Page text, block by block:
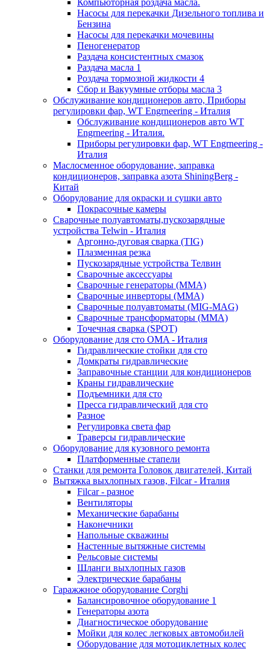
Компьюторная роздача масла.
Насосы для перекачки Дизельного топлива и
Бензина
Насосы для перекачки мочевины
Пеногенератор
Раздача консистентных смазок
Раздача масла 1
Роздача тормозной жидкости 4
Сбор и Вакуумные отборы масла 3
Обслуживание кондиционеров авто, Приборы
регулировки фар, WT Engrneering - Италия
Обслуживание кондиционеров авто WT
Engrneering - Италия.
Приборы регулировки фар, WT Engrneering -
Италия
Маслосменное оборудование, заправка
кондиционеров, заправка азота ShiningBerg -
Китай
Оборудование для окраски и сушки авто
Покрасочные камеры
Сварочные полуавтоматы,пускозарядные
устройства Telwin - Италия
Аргонно-дуговая сварка (TIG)
Плазменная резка
Пускозарядные устройства Телвин
Сварочные аксессуары
Сварочные генераторы (MMA)
Сварочные инверторы (MMA)
Сварочные полуавтоматы (MIG-MAG)
Сварочные трансформаторы (MMA)
Точечная сварка (SPOT)
Оборудование для сто OMA - Италия
Гидравлические стойки для сто
Домкраты гидравлические
Заправочные станции для кондиционеров
Краны гидравлические
Подъемники для сто
Пресса гидравлический для сто
Разное
Регулировка света фар
Траверсы гидравлические
Оборудование для кузовного ремонта
Платформенные стапели
Станки для ремонта Головок двигателей, Китай
Вытяжка выхлопных газов, Filcar - Италия
Filcar - разное
Вентиляторы
Механические барабаны
Наконечники
Напольные скважины
Настенные вытяжные системы
Рельсовые системы
Шланги выхлопных газов
Электрические барабаны
Гаражжное оборудование Corghi
Балансировочное оборудование 1
Генераторы азота
Диагностическое оборудование
Мойки для колес легковых автомобилей
Оборудование для мотоциклетных колес